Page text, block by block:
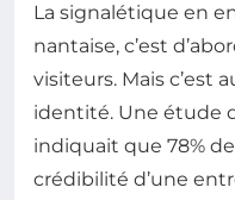
La signalétique en
nantaise, c’est
visiteurs. Mais c’est
identité. Une étude
indiquait que 78%
crédibilité d’une